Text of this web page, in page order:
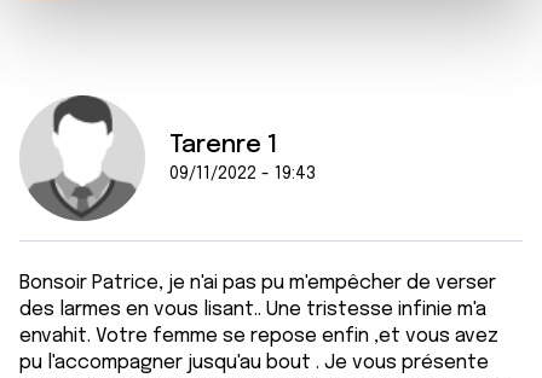
notre site avec nos partenaires de médias sociaux, de
publicité et d'analyse, qui peuvent combiner celles-ci
avec d'autres informations que vous leur avez fournies
ou qu'ils ont collectées lors de votre utilisation de leurs
services.
Tarenre 1
09/11/2022 - 19:43
Bonsoir Patrice, je n'ai pas pu m'empêcher de verser
des larmes en vous lisant.. Une tristesse infinie m'a
envahit. Votre femme se repose enfin ,et vous avez
pu l'accompagner jusqu'au bout . Je vous présente